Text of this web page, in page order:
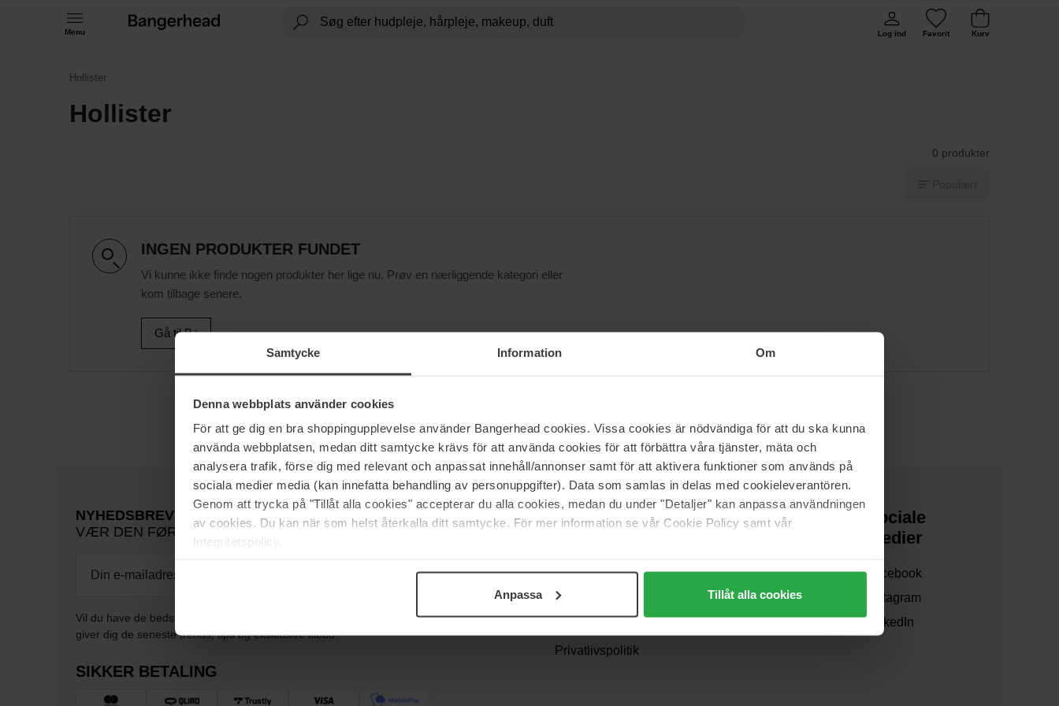
Samtycke Information Om
Denna webbplats använder cookies
För att ge dig en bra shoppingupplevelse använder Bangerhead cookies. Vissa cookies är nödvändiga för att du ska kunna
använda webbplatsen, medan ditt samtycke krävs för att använda cookies för att förbättra våra tjänster, mäta och
analysera trafik, förse dig med relevant och anpassat innehåll/annonser samt för att aktivera funktioner som används på
sociala medier media (kan innefatta behandling av personuppgifter). Data som samlas in delas med cookieleverantören.
Genom att trycka på "Tillåt alla cookies" accepterar du alla cookies, medan du under "Detaljer" kan anpassa användningen
av cookies. Du kan när som helst återkalla ditt samtycke. För mer information se vår Cookie Policy samt vår
Integritetspolicy.
Anpassa Tillåt alla cookies
Menu Log ind Favorit Kurv
Hollister
Hollister
0 produkter
INGEN PRODUKTER FUNDET
Vi kunne ikke finde nogen produkter her lige nu. Prøv en nærliggende kategori eller
kom tilbage senere.
Gå til B
NYHEDSBREV
VÆR DEN FØRSTE TIL AT VIDE DET
Vil du have de bedste beauty-nyheder direkte i din indbakke? Vi
giver dig de seneste trends, tips og eksklusive tilbud!
SIKKER BETALING
Support
Spørgsmål og svar
Betingelser
Privatlivspolitik
Om os
Bæredygtighed
Sociale
medier
Facebook
Instagram
LinkedIn